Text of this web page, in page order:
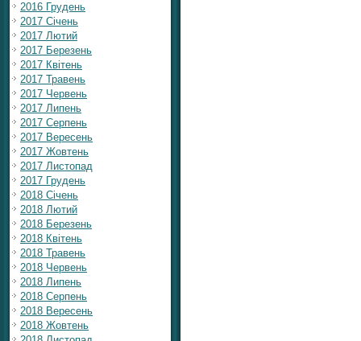
2016 Грудень
2017 Січень
2017 Лютий
2017 Березень
2017 Квітень
2017 Травень
2017 Червень
2017 Липень
2017 Серпень
2017 Вересень
2017 Жовтень
2017 Листопад
2017 Грудень
2018 Січень
2018 Лютий
2018 Березень
2018 Квітень
2018 Травень
2018 Червень
2018 Липень
2018 Серпень
2018 Вересень
2018 Жовтень